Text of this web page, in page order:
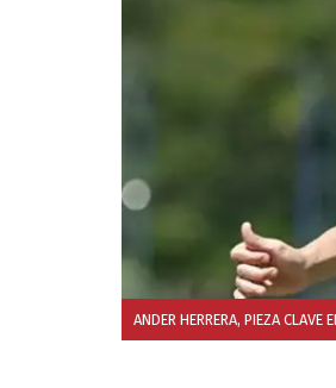
ANDER HERRERA, PIEZA CLAVE